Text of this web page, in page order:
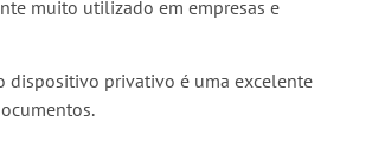
muito utilizado em empresas e
dispositivo privativo é uma excelente